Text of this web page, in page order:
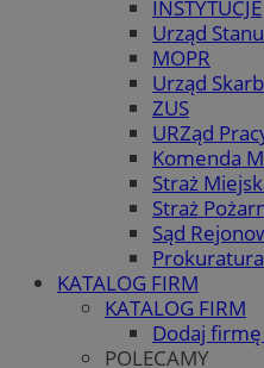
INSTYTUCJE
Urząd
MOPR
Urząd
ZUS
URZąd
Komenda
Straż
Straż
Sąd
KATALOG FIRM
KATALOG FIRM
Dodaj
POLECAMY